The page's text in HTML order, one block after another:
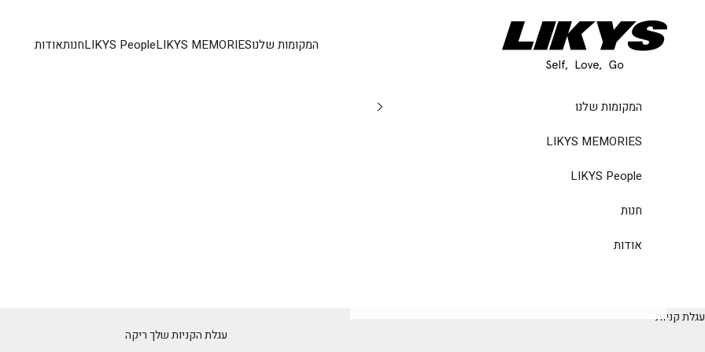
likys
המקומות שלנוLIKYS MEMORIES
LIKYS Peopleחנותאודות
המקומות שלנו
LIKYS MEMORIES
LIKYS People
חנות
אודות
עגלת קניות
עגלת הקניות שלך ריקה